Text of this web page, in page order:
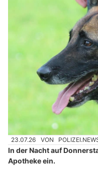
23.07.26 VON
In der Nacht auf
Apotheke ein.